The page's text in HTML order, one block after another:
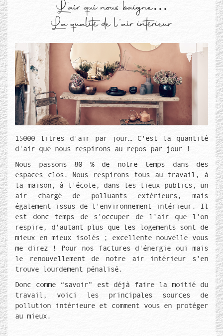
L’air qui nous baigne…
La qualité de l'air intérieur
Média de couverture
Texte de couverture
15000 litres d'air par jour… C'est la quantité
d'air que nous respirons au repos par jour !
Nous passons 80 % de notre temps dans des
espaces clos. Nous respirons tous au travail, à
la maison, à l'école, dans les lieux publics, un
air chargé de polluants extérieurs, mais
également issus de l'environnement intérieur. Il
est donc temps de s’occuper de l’air que l’on
respire, d’autant plus que les logements sont de
mieux en mieux isolés ; excellente nouvelle vous
me direz ! Pour nos factures d'énergie oui mais
le renouvellement de notre air intérieur s’en
trouve lourdement pénalisé.
Donc comme “savoir” est déjà faire la moitié du
travail, voici les principales sources de
pollution intérieure et comment vous en protéger
au mieux.